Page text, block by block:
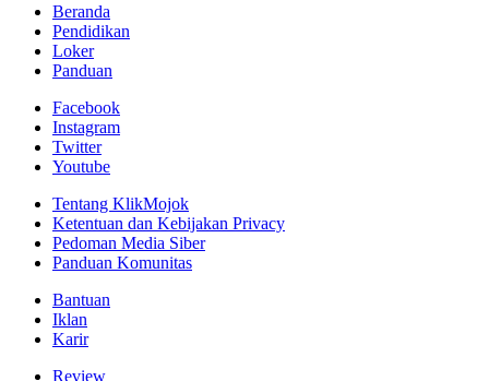
Beranda
Pendidikan
Loker
Panduan
Facebook
Instagram
Twitter
Youtube
Tentang KlikMojok
Ketentuan dan Kebijakan Privacy
Pedoman Media Siber
Panduan Komunitas
Bantuan
Iklan
Karir
Review